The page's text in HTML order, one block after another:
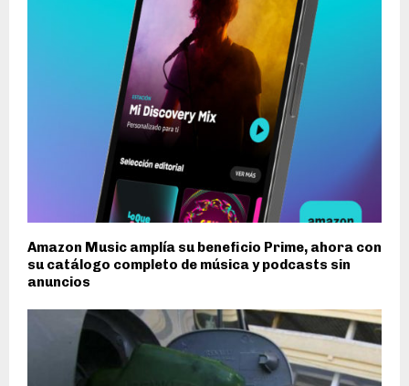
Amazon Music amplía su beneficio Prime, ahora con
su catálogo completo de música y podcasts sin
anuncios